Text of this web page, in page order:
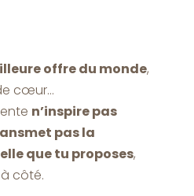
offre du monde,
cœur…
n’inspire pas
pas la
que tu proposes,
côté.